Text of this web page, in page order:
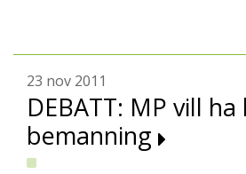
23 nov 2011
DEBATT: MP vill
bemanning